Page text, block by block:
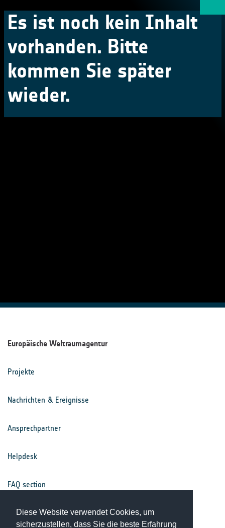
Diese Website verwendet Cookies, um
sicherzustellen, dass Sie die beste Erfahrung
Es ist noch kein Inhalt
vorhanden. Bitte
kommen Sie später
wieder.
Europäische Weltraumagentur
Projekte
Nachrichten & Ereignisse
Ansprechpartner
Helpdesk
FAQ section
Nutzungsbedingungen